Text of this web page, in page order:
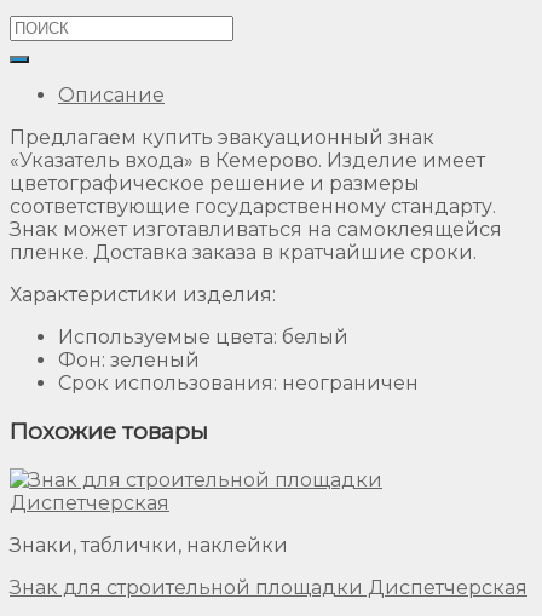
Описание
Предлагаем купить эвакуационный знак
«Указатель входа» в Кемерово. Изделие имеет
цветографическое решение и размеры
соответствующие государственному стандарту.
Знак может изготавливаться на самоклеящейся
пленке. Доставка заказа в кратчайшие сроки.
Характеристики изделия:
Используемые цвета: белый
Фон: зеленый
Срок использования: неограничен
Похожие товары
Знаки, таблички, наклейки
Знак для строительной площадки Диспетчерская